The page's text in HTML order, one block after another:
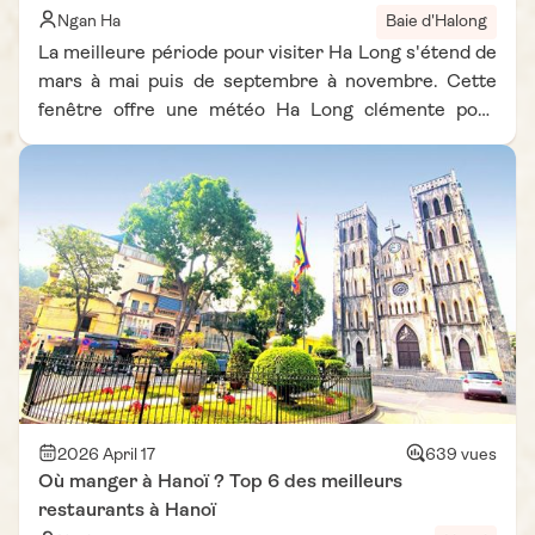
Ngan Ha Baie d'Halong
La meilleure période pour visiter Ha Long s'étend de
mars à mai puis de septembre à novembre. Cette
fenêtre offre une météo Ha Long clémente pour
un séjour inoubliable entre paysages karstiques cùng
eaux turquoise sous un ciel dégagé.
2026 April 17 639 vues
Où manger à Hanoï ? Top 6 des meilleurs
restaurants à Hanoï